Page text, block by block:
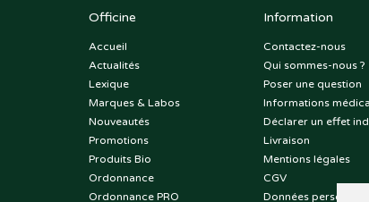
Officine
Accueil
Actualités
Lexique
Marques & Labos
Nouveautés
Promotions
Produits Bio
Ordonnance
Ordonnance PRO
Information
Contactez-nous
Qui sommes-nous ?
Poser une question
Informations
Déclarer un effet
Livraison
Mentions légales
CGV
Données